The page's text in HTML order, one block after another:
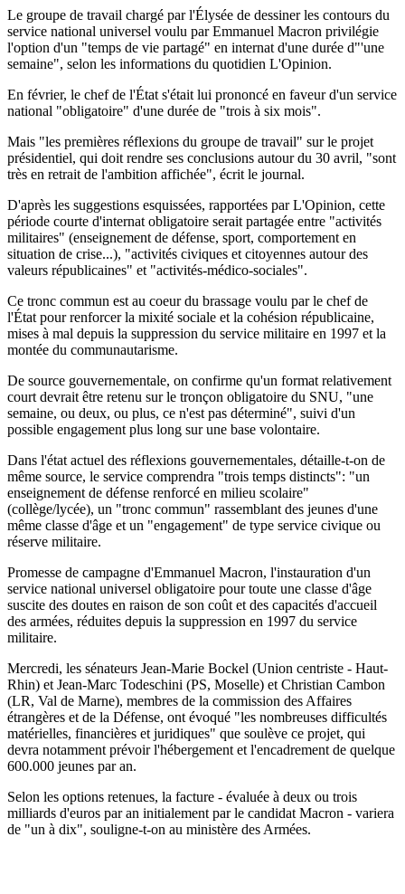
Le groupe de travail chargé par l'Élysée de dessiner les contours du
service national universel voulu par Emmanuel Macron privilégie
l'option d'un "temps de vie partagé" en internat d'une durée d"'une
semaine", selon les informations du quotidien L'Opinion.
En février, le chef de l'État s'était lui prononcé en faveur d'un service
national "obligatoire" d'une durée de "trois à six mois".
Mais "les premières réflexions du groupe de travail" sur le projet
présidentiel, qui doit rendre ses conclusions autour du 30 avril, "sont
très en retrait de l'ambition affichée", écrit le journal.
D'après les suggestions esquissées, rapportées par L'Opinion, cette
période courte d'internat obligatoire serait partagée entre "activités
militaires" (enseignement de défense, sport, comportement en
situation de crise...), "activités civiques et citoyennes autour des
valeurs républicaines" et "activités-médico-sociales".
Ce tronc commun est au coeur du brassage voulu par le chef de
l'État pour renforcer la mixité sociale et la cohésion républicaine,
mises à mal depuis la suppression du service militaire en 1997 et la
montée du communautarisme.
De source gouvernementale, on confirme qu'un format relativement
court devrait être retenu sur le tronçon obligatoire du SNU, "une
semaine, ou deux, ou plus, ce n'est pas déterminé", suivi d'un
possible engagement plus long sur une base volontaire.
Dans l'état actuel des réflexions gouvernementales, détaille-t-on de
même source, le service comprendra "trois temps distincts": "un
enseignement de défense renforcé en milieu scolaire"
(collège/lycée), un "tronc commun" rassemblant des jeunes d'une
même classe d'âge et un "engagement" de type service civique ou
réserve militaire.
Promesse de campagne d'Emmanuel Macron, l'instauration d'un
service national universel obligatoire pour toute une classe d'âge
suscite des doutes en raison de son coût et des capacités d'accueil
des armées, réduites depuis la suppression en 1997 du service
militaire.
Mercredi, les sénateurs Jean-Marie Bockel (Union centriste - Haut-
Rhin) et Jean-Marc Todeschini (PS, Moselle) et Christian Cambon
(LR, Val de Marne), membres de la commission des Affaires
étrangères et de la Défense, ont évoqué "les nombreuses difficultés
matérielles, financières et juridiques" que soulève ce projet, qui
devra notamment prévoir l'hébergement et l'encadrement de quelque
600.000 jeunes par an.
Selon les options retenues, la facture - évaluée à deux ou trois
milliards d'euros par an initialement par le candidat Macron - variera
de "un à dix", souligne-t-on au ministère des Armées.